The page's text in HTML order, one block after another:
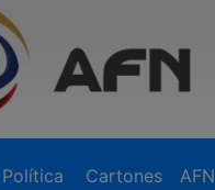
Política Cartones
AFN